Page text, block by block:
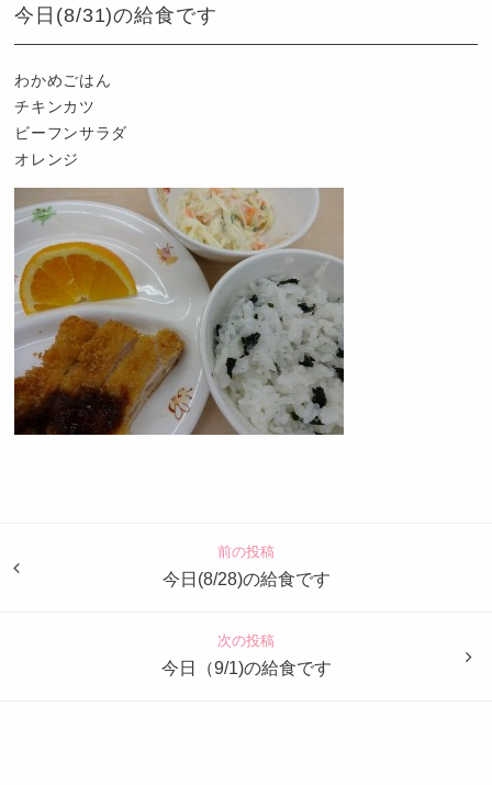
今日(8/31)の給食です
わかめごはん
チキンカツ
ビーフンサラダ
オレンジ
も
前の投稿
今日(8/28)の給食です
次の投稿
今日（9/1)の給食です